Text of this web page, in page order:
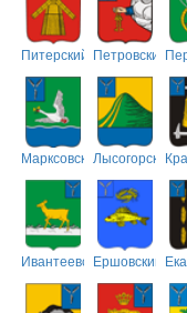
Питерский Петровский
МарксовскийЛысогорский
ИвантеевскийЕршовский